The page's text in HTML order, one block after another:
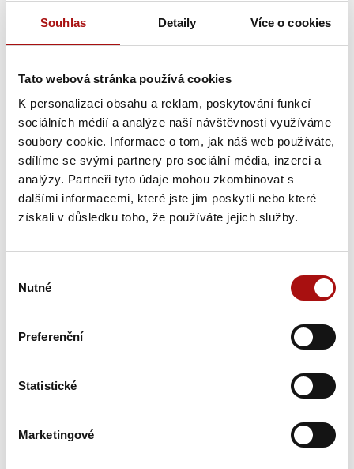
Souhlas Detaily Více o cookies
Tato webová stránka používá cookies
K personalizaci obsahu a reklam, poskytování funkcí
sociálních médií a analýze naší návštěvnosti využíváme
soubory cookie. Informace o tom, jak náš web používáte,
sdílíme se svými partnery pro sociální média, inzerci a
analýzy. Partneři tyto údaje mohou zkombinovat s
dalšími informacemi, které jste jim poskytli nebo které
získali v důsledku toho, že používáte jejich služby.
souhlasu
Nutné
Preferenční
Statistické
Marketingové
Šampionem Národní soutěže vín v Čechách
se stal Ryzlink rýnský z Mělníka
vín z vinařské oblasti Čechy. Titul Šampiona a zároveň…
31. 7. 2026